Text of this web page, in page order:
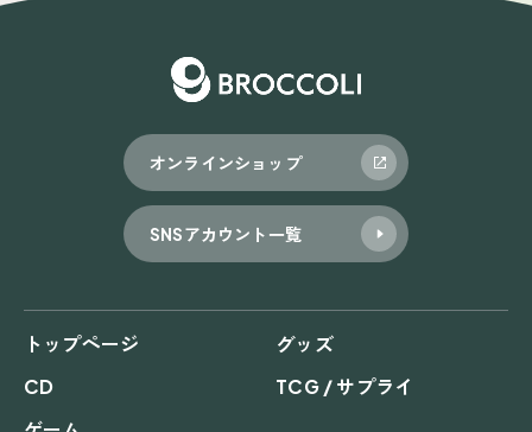
オンラインショップ
SNSアカウント一覧
トップページ
グッズ
CD
TCG / サプライ